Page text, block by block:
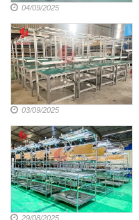
04/09/2025
03/09/2025
29/08/2025